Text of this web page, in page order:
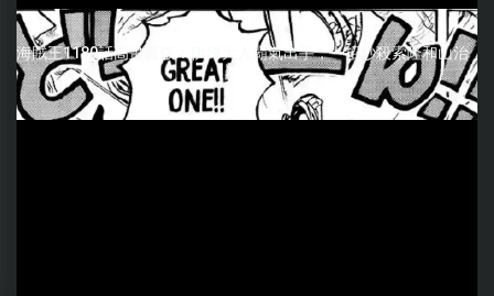
海賊王1180話高畫質版：伊姆大人霸氣出手，一招秒殺索隆和山治